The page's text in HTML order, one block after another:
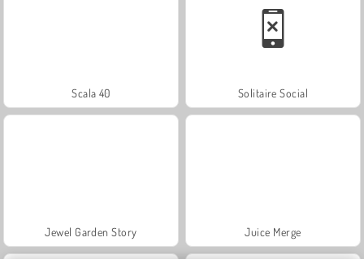
Scala 40 Solitaire Social
Jewel Garden Story Juice Merge